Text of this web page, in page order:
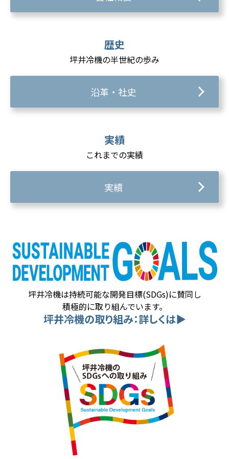
歴史
坪井冷機の半世紀の歩み
沿革・社史
実績
これまでの実績
実績
坪井冷機は持続可能な開発目標(SDGs)に賛同し
積極的に取り組んでいます。
坪井冷機の取り組み：詳しくは▶